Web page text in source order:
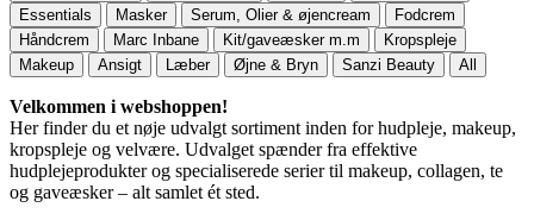
Essentials
Masker Serum, Olier & øjencream
Fodcrem
Håndcrem
Marc Inbane Kit/gaveæsker m.m
Kropspleje
Makeup
Ansigt Læber Øjne & Bryn Sanzi Beauty All
Velkommen i webshoppen!
Her finder du et nøje udvalgt sortiment inden for hudpleje, makeup,
kropspleje og velvære. Udvalget spænder fra effektive
hudplejeprodukter og specialiserede serier til makeup, collagen, te
og gaveæsker – alt samlet ét sted.